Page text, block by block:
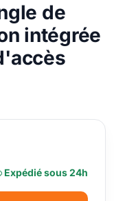
de
intégrée
Expédié sous 24h